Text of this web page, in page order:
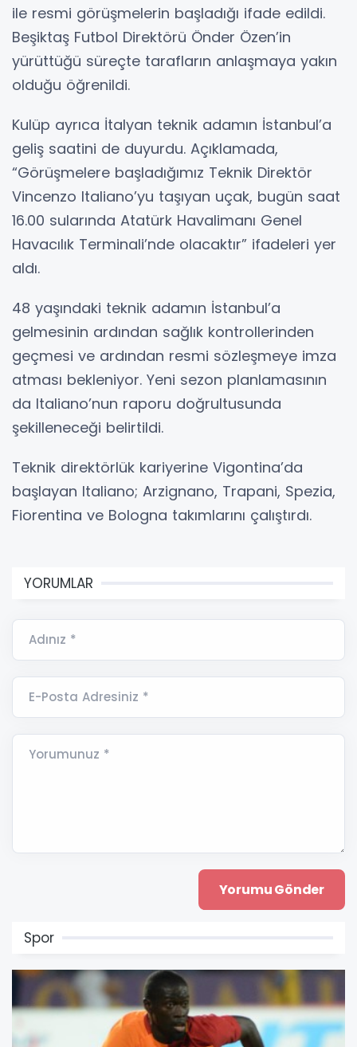
ile resmi görüşmelerin başladığı ifade edildi.
Beşiktaş Futbol Direktörü Önder Özen’in
yürüttüğü süreçte tarafların anlaşmaya yakın
olduğu öğrenildi.
Kulüp ayrıca İtalyan teknik adamın İstanbul’a
geliş saatini de duyurdu. Açıklamada,
“Görüşmelere başladığımız Teknik Direktör
Vincenzo Italiano’yu taşıyan uçak, bugün saat
16.00 sularında Atatürk Havalimanı Genel
Havacılık Terminali’nde olacaktır” ifadeleri yer
aldı.
48 yaşındaki teknik adamın İstanbul’a
gelmesinin ardından sağlık kontrollerinden
geçmesi ve ardından resmi sözleşmeye imza
atması bekleniyor. Yeni sezon planlamasının
da Italiano’nun raporu doğrultusunda
şekilleneceği belirtildi.
Teknik direktörlük kariyerine Vigontina’da
başlayan Italiano; Arzignano, Trapani, Spezia,
Fiorentina ve Bologna takımlarını çalıştırdı.
YORUMLAR
Adınız *
E-Posta Adresiniz *
Yorumunuz *
Spor